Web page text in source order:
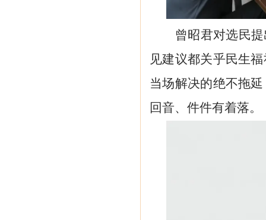
曾昭君对选民
见建议都关乎民生
当场解决的绝不拖
回音、件件有着落。